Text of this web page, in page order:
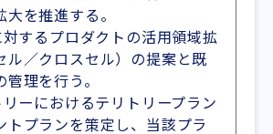
を推進する。
するプロダクトの活用領域拡
ル／クロスセル）の提案と既
理を行う。
ーにおけるテリトリープラン
トプランを策定し、当該プラ